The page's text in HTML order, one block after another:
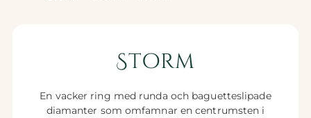
Storm
En vacker ring med runda och baguetteslipade
diamanter som omfamnar en centrumsten i